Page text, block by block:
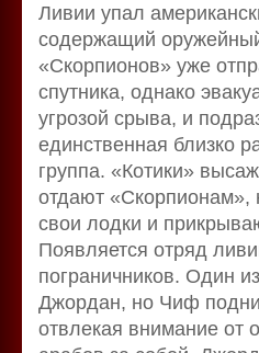
Ливии упал
содержащий
«Скорпионов» уже
спутника, однако
угрозой срыва, и
единственная близко
группа. «Котики»
отдают «Скорпионам»,
свои лодки и
Появляется отряд
пограничников. Один
Джордан, но Чиф
отвлекая внимание от